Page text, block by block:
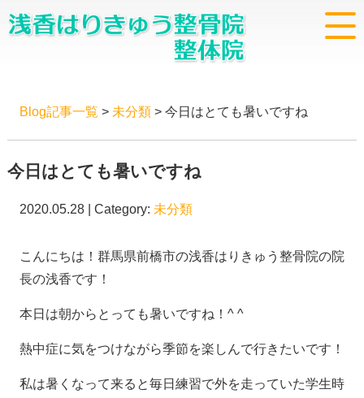
Blog記事一覧 > 未分類> 今日はとても暑いですね
今日はとても暑いですね
2020.05.28 | Category: 未分類
こんにちは！群馬県前橋市の浅香はりきゅう整骨院の院
長の浅香です！
本日は朝からとっても暑いですね！^ ^
熱中症に気をつけながら季節を楽しんで行きたいです！
私は暑くなって来ると毎日練習で外を走っていた学生時